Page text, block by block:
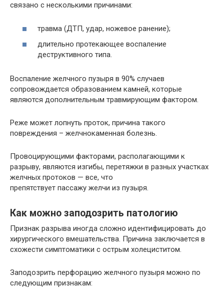
связано с несколькими причинами:
травма (ДТП, удар, ножевое ранение);
длительно протекающее воспаление
деструктивного типа.
Воспаление желчного пузыря в 90% случаев
сопровождается образованием камней, которые
являются дополнительным травмирующим фактором.
Реже может лопнуть проток, причина такого
повреждения – желчнокаменная болезнь.
Провоцирующими факторами, располагающими к
разрыву, являются изгибы, перетяжки в разных участках
желчных протоков — все, что
препятствует пассажу желчи из пузыря.
Как можно заподозрить патологию
Признак разрыва иногда сложно идентифицировать до
хирургического вмешательства. Причина заключается в
схожести симптоматики с острым холециститом.
Заподозрить перфорацию желчного пузыря можно по
следующим признакам: